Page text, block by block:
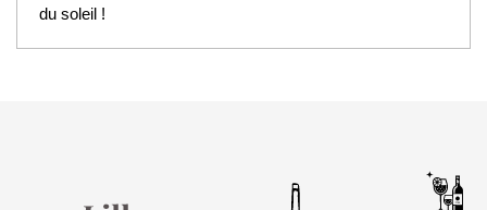
du soleil !